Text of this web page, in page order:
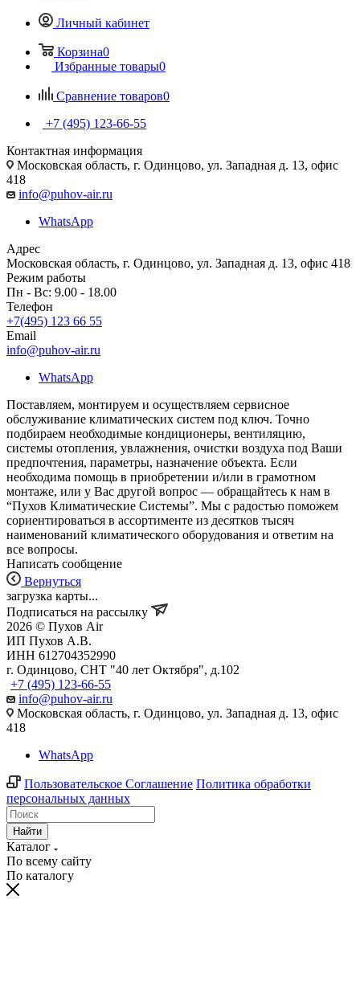
Личный кабинет
Корзина0
Избранные товары0
Сравнение товаров0
+7 (495) 123-66-55
Контактная информация
Московская область, г. Одинцово, ул. Западная д. 13, офис
418
info@puhov-air.ru
WhatsApp
Адрес
Московская область, г. Одинцово, ул. Западная д. 13, офис 418
Режим работы
Пн - Вс: 9.00 - 18.00
Телефон
+7(495) 123 66 55
Email
info@puhov-air.ru
WhatsApp
Поставляем, монтируем и осуществляем сервисное
обслуживание климатических систем под ключ. Точно
подбираем необходимые кондиционеры, вентиляцию,
системы отопления, увлажнения, очистки воздуха под Ваши
предпочтения, параметры, назначение объекта. Если
необходима помощь в приобретении и/или в грамотном
монтаже, или у Вас другой вопрос — обращайтесь к нам в
“Пухов Климатические Системы”. Мы с радостью поможем
сориентироваться в ассортименте из десятков тысяч
наименований климатического оборудования и ответим на
все вопросы.
Написать сообщение
Вернуться
загрузка карты...
Подписаться на рассылку
2026 © Пухов Air
ИП Пухов А.В.
ИНН 612704352990
г. Одинцово, СНТ "40 лет Октября", д.102
+7 (495) 123-66-55
info@puhov-air.ru
Московская область, г. Одинцово, ул. Западная д. 13, офис
418
WhatsApp
Пользовательское Соглашение Политика обработки
персональных данных
Найти
Каталог
По всему сайту
По каталогу